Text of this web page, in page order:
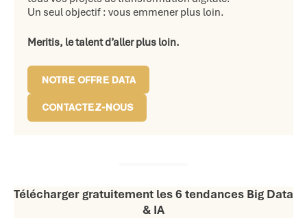
Un seul objectif : vous emmener plus loin.
Meritis, le talent d’aller plus loin.
NOTRE OFFRE DATA
CONTACTEZ-NOUS
Télécharger gratuitement les 6 tendances Big Data
& IA